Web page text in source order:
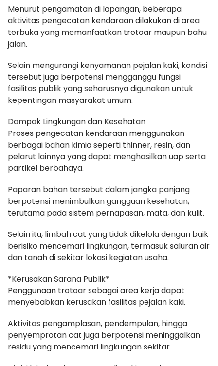
Menurut pengamatan di lapangan, beberapa
aktivitas pengecatan kendaraan dilakukan di area
terbuka yang memanfaatkan trotoar maupun bahu
jalan.
Selain mengurangi kenyamanan pejalan kaki, kondisi
tersebut juga berpotensi mengganggu fungsi
fasilitas publik yang seharusnya digunakan untuk
kepentingan masyarakat umum.
Dampak Lingkungan dan Kesehatan
Proses pengecatan kendaraan menggunakan
berbagai bahan kimia seperti thinner, resin, dan
pelarut lainnya yang dapat menghasilkan uap serta
partikel berbahaya.
Paparan bahan tersebut dalam jangka panjang
berpotensi menimbulkan gangguan kesehatan,
terutama pada sistem pernapasan, mata, dan kulit.
Selain itu, limbah cat yang tidak dikelola dengan baik
berisiko mencemari lingkungan, termasuk saluran air
dan tanah di sekitar lokasi kegiatan usaha.
*Kerusakan Sarana Publik*
Penggunaan trotoar sebagai area kerja dapat
menyebabkan kerusakan fasilitas pejalan kaki.
Aktivitas pengamplasan, pendempulan, hingga
penyemprotan cat juga berpotensi meninggalkan
residu yang mencemari lingkungan sekitar.